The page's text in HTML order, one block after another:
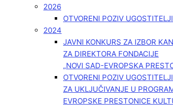
2026
OTVORENI POZIV
2024
JAVNI KONKURS ZA IZBOR
ZA DIREKTORA FONDACIJE
„NOVI SAD-EVROPSKA
OTVORENI POZIV
ZA UKLJUČIVANJE U
EVROPSKE PRESTONICE